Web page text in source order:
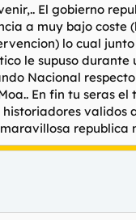
El gobierno
a muy bajo coste
lo cual
le supuso durante
Nacional
En fin tu seras el
validos
republica